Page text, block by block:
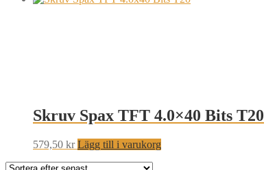
Skruv Spax TFT 4.0×40 Bits T20
579,50 kr Lägg till i varukorg